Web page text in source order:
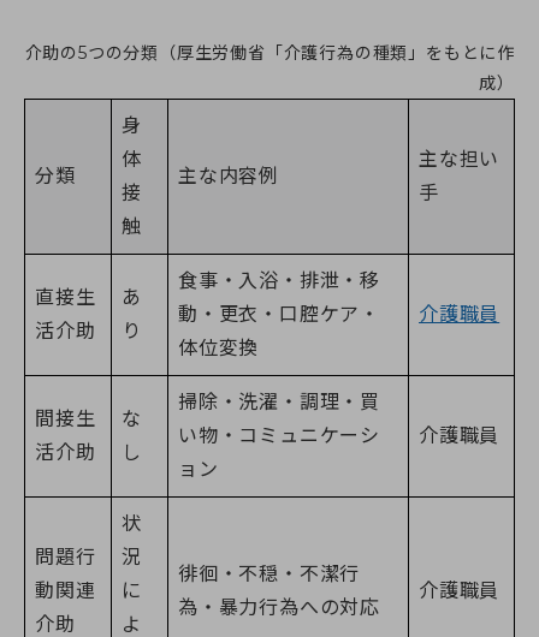
介助の5つの分類（厚生労働省「介護行為の種類」をもとに作
成）
分類
身
体
接
触
主な内容例
主な担い
手
直接生
活介助
あ
り
食事・入浴・排泄・移
動・更衣・口腔ケア・
体位変換
介護職員
間接生
活介助
な
し
掃除・洗濯・調理・買
い物・コミュニケーシ
ョン
介護職員
問題行
動関連
介助
状
況
に
よ
徘徊・不穏・不潔行
為・暴力行為への対応
介護職員